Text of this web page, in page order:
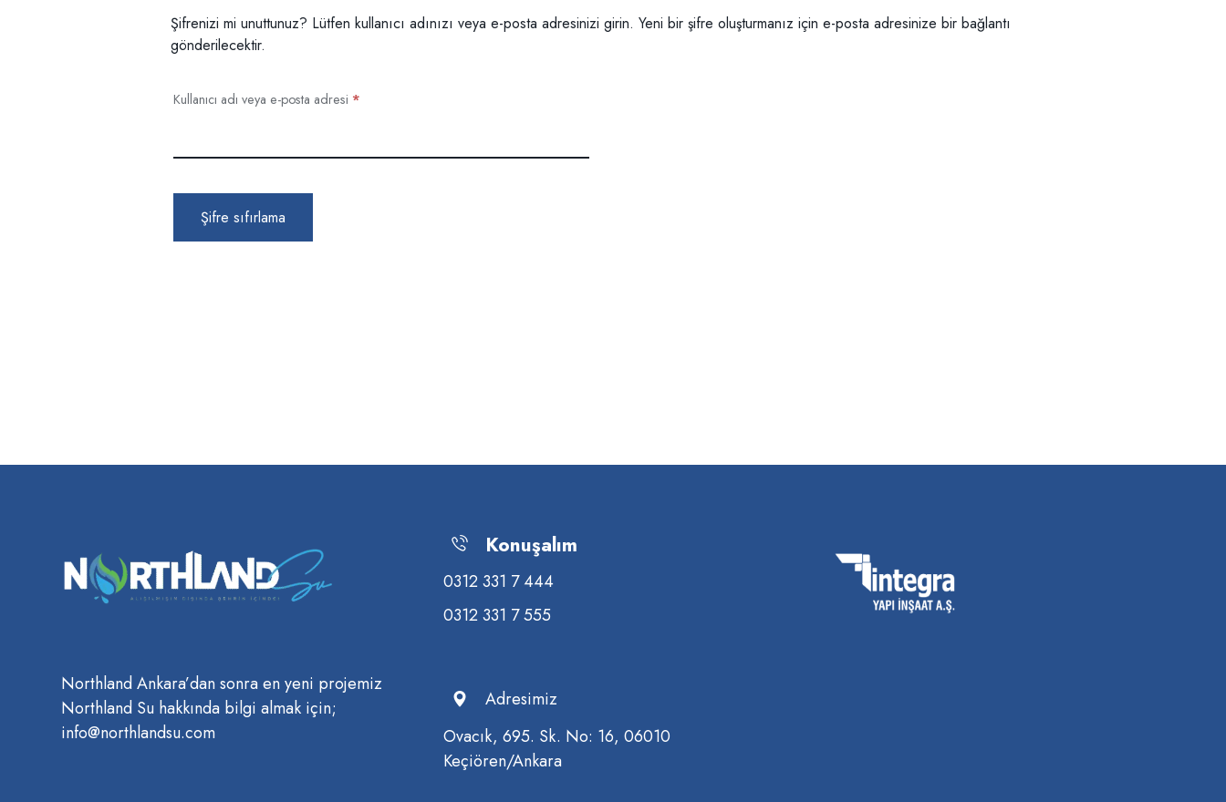
Şifrenizi mi unuttunuz? Lütfen kullanıcı adınızı veya e-posta adresinizi girin. Yeni bir şifre oluşturmanız için e-posta adresinize bir bağlantı
gönderilecektir.
Kullanıcı adı veya e-posta adresi *
Şifre sıfırlama
Northland Ankara’dan sonra en yeni projemiz
Northland Su hakkında bilgi almak için;
info@northlandsu.com
Konuşalım
0312 331 7 444
0312 331 7 555
Adresimiz
Ovacık, 695. Sk. No: 16, 06010
Keçiören/Ankara